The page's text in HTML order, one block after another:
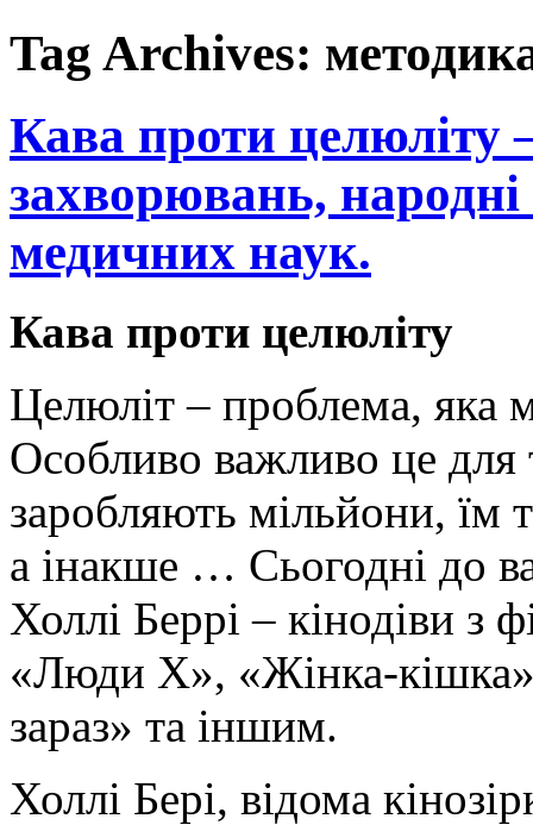
Tag Archives:
Кава проти целюліту
захворювань, народні
медичних наук.
Кава проти целюліту
Целюліт – проблема, яка
Особливо важливо це для
заробляють мільйони, їм
а інакше … Сьогодні до
Холлі Беррі – кінодіви з
«Люди Х», «Жінка-
зараз» та іншим.
Холлі Бері, відома